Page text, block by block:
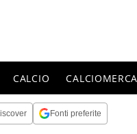
CALCIO
Fonti preferite